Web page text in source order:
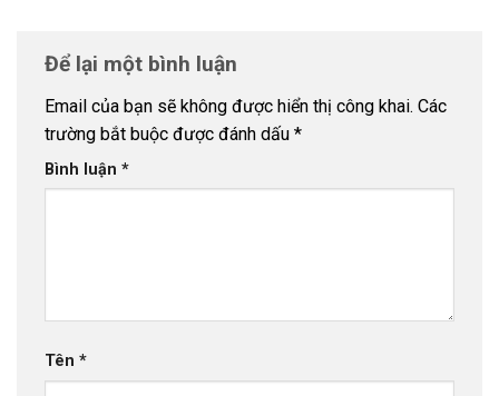
Để lại một bình luận
Email của bạn sẽ không được hiển thị công khai. Các
trường bắt buộc được đánh dấu *
Bình luận *
Tên *